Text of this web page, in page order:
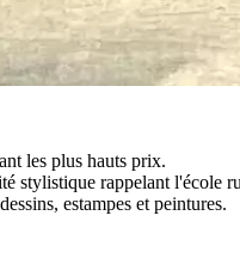
les plus hauts prix.
stylistique rappelant l'école
estampes et peintures.